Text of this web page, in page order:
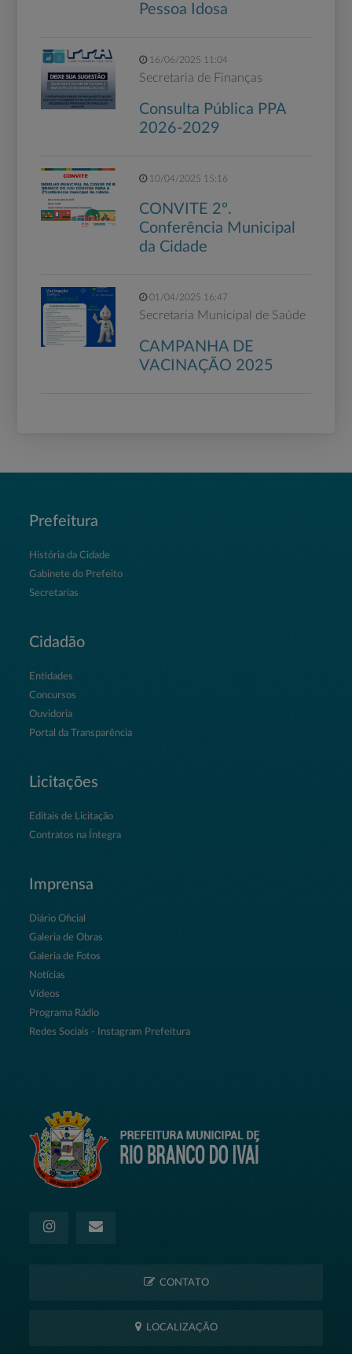
Pessoa Idosa
16/06/2025 11:04
Secretaria de Finanças
Consulta Pública PPA
2026-2029
10/04/2025 15:16
CONVITE 2º.
Conferência Municipal
da Cidade
01/04/2025 16:47
Secretaria Municipal de Saúde
CAMPANHA DE
VACINAÇÃO 2025
Prefeitura
História da Cidade
Gabinete do Prefeito
Secretarias
Cidadão
Entidades
Concursos
Ouvidoria
Portal da Transparência
Licitações
Editais de Licitação
Contratos na Íntegra
Imprensa
Diário Oficial
Galeria de Obras
Galeria de Fotos
Notícias
Vídeos
Programa Rádio
Redes Sociais - Instagram Prefeitura
CONTATO
LOCALIZAÇÃO